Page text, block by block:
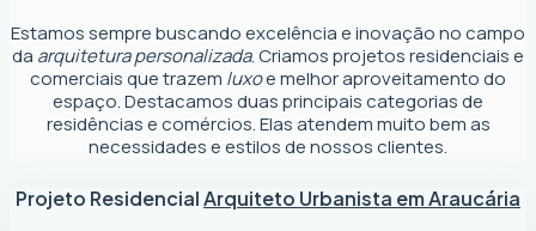
Estamos sempre buscando excelência e inovação no campo
da arquitetura personalizada. Criamos projetos residenciais e
comerciais que trazem luxoe melhor aproveitamento do
espaço. Destacamos duas principais categorias de
residências e comércios. Elas atendem muito bem as
necessidades e estilos de nossos clientes.
Projeto ResidencialArquiteto Urbanista em Araucária